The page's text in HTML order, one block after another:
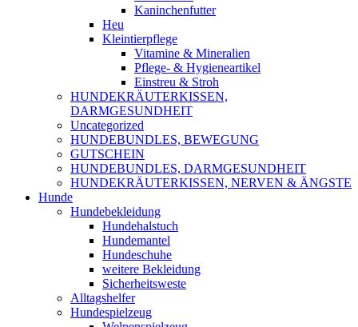
Kaninchenfutter
Heu
Kleintierpflege
Vitamine & Mineralien
Pflege- & Hygieneartikel
Einstreu & Stroh
HUNDEKRÄUTERKISSEN,
DARMGESUNDHEIT
Uncategorized
HUNDEBUNDLES, BEWEGUNG
GUTSCHEIN
HUNDEBUNDLES, DARMGESUNDHEIT
HUNDEKRÄUTERKISSEN, NERVEN & ÄNGSTE
Hunde
Hundebekleidung
Hundehalstuch
Hundemantel
Hundeschuhe
weitere Bekleidung
Sicherheitsweste
Alltagshelfer
Hundespielzeug